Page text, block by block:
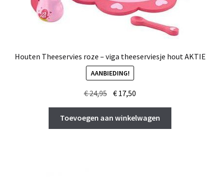
Houten Theeservies roze – viga theeserviesje hout AKTIE
AANBIEDING!
€24,95 Oorspronkelijke
was:
€ 24,95.
€ 17,50
is:
€ 17,50.
Toevoegen aan winkelwagen